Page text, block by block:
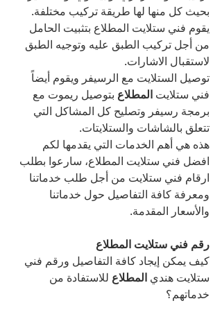
بحيث كل منها لها طريقة تركيب مختلفة.
يقوم فني ستلايت المطلاع بتثبيت الحامل
من أجل تركيب الطبق عليه وتوجيه الطبق
لاستقبال الاشارات.
توصيل الستلايت مع الرسيفر ويقوم أيضاً
فني ستلايت المطلاع بتوصيل ريموت مع
برمجة رسيفر وتصليح كل المشاكل التي
تتعلق بالشاشات والستلايتات.
هذه هي أهم الخدمات التي يقدمها لكم
افضل فني ستلايت المطلاع، سارعوا بطلب
ارقام فني ستلايت من أجل طلب خدماتنا
ومعرفة كافة التفاصيل حول خدماتنا
والأسعار المقدمة.
رقم فني ستلايت المطلاع
كيف يمكن إيجاد كافة التفاصيل ورقم فني
ستلايت هندي المطلاع للاستفادة من
خدماتهم؟